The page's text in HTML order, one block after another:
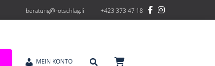
beratung@rotschlag.li +423 373 47 18
MEIN KONTO